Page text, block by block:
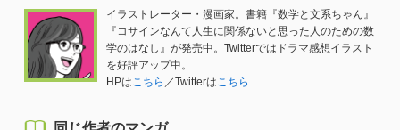
イラストレーター・漫画家。書籍『数学と文系ちゃん』
『コサインなんて人生に関係ないと思った人のための数
学のはなし』が発売中。Twitterではドラマ感想イラスト
を好評アップ中。
HPはこちら ／Twitterはこちら